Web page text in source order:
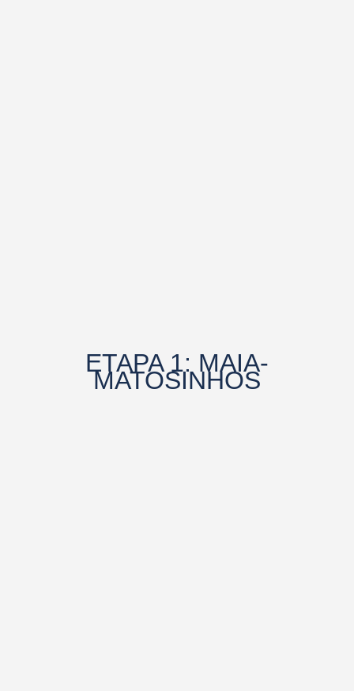
ETAPA 1: MAIA-
MATOSINHOS